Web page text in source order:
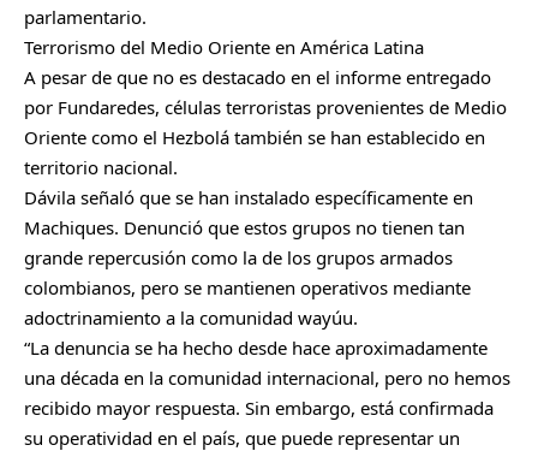
parlamentario.
Terrorismo del Medio Oriente en América Latina
A pesar de que no es destacado en el informe entregado
por Fundaredes, células terroristas provenientes de Medio
Oriente como el Hezbolá también se han establecido en
territorio nacional.
Dávila señaló que se han instalado específicamente en
Machiques. Denunció que estos grupos no tienen tan
grande repercusión como la de los grupos armados
colombianos, pero se mantienen operativos mediante
adoctrinamiento a la comunidad wayúu.
“La denuncia se ha hecho desde hace aproximadamente
una década en la comunidad internacional, pero no hemos
recibido mayor respuesta. Sin embargo, está confirmada
su operatividad en el país, que puede representar un